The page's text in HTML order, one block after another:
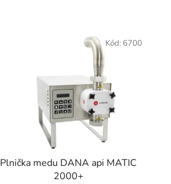
Plnička medu DANA api MATIC
2000+
Kód: 6700